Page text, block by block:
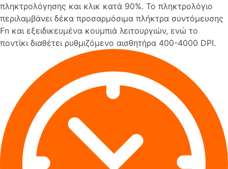
πληκτρολόγησης και κλικ κατά 90%. Το πληκτρολόγιο
περιλαμβάνει δέκα προσαρμόσιμα πλήκτρα συντόμευσης
Fn και εξειδικευμένα κουμπιά λειτουργιών, ενώ το
ποντίκι διαθέτει ρυθμιζόμενο αισθητήρα 400-4000 DPI.